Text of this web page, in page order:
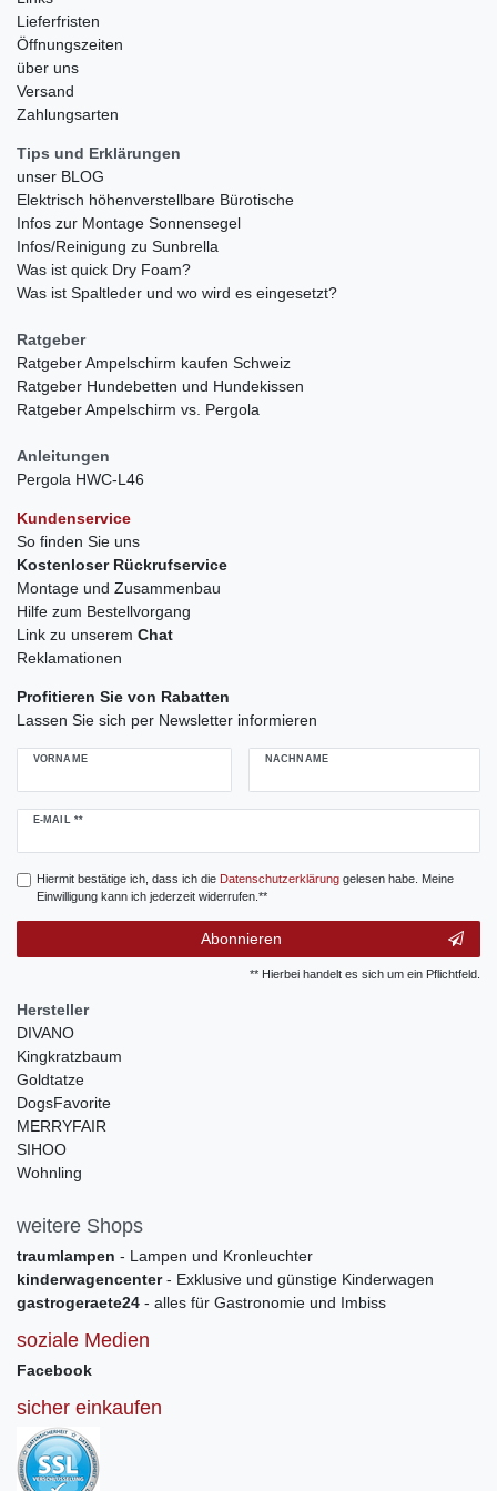
Lieferfristen
Öffnungszeiten
über uns
Versand
Zahlungsarten
Tips und Erklärungen
unser BLOG
Elektrisch höhenverstellbare Bürotische
Infos zur Montage Sonnensegel
Infos/Reinigung zu Sunbrella
Was ist quick Dry Foam?
Was ist Spaltleder und wo wird es eingesetzt?
Ratgeber
Ratgeber Ampelschirm kaufen Schweiz
Ratgeber Hundebetten und Hundekissen
Ratgeber Ampelschirm vs. Pergola
Anleitungen
Pergola HWC-L46
Kundenservice
So finden Sie uns
Kostenloser Rückrufservice
Montage und Zusammenbau
Hilfe zum Bestellvorgang
Link zu unserem Chat
Reklamationen
Profitieren Sie von Rabatten
Lassen Sie sich per Newsletter informieren
VORNAME NACHNAME
E-MAIL **
Newsletter
Hiermit bestätige ich, dass ich die Daten­schutz­erklärunggelesen habe. Meine
Einwilligung kann ich jederzeit widerrufen.**
Abonnieren
** Hierbei handelt es sich um ein Pflichtfeld.
Hersteller
DIVANO
Kingkratzbaum
Goldtatze
DogsFavorite
MERRYFAIR
SIHOO
Wohnling
weitere Shops
traumlampen - Lampen und Kronleuchter
kinderwagencenter- Exklusive und günstige Kinderwagen
gastrogeraete24 - alles für Gastronomie und Imbiss
soziale Medien
Facebook
sicher einkaufen